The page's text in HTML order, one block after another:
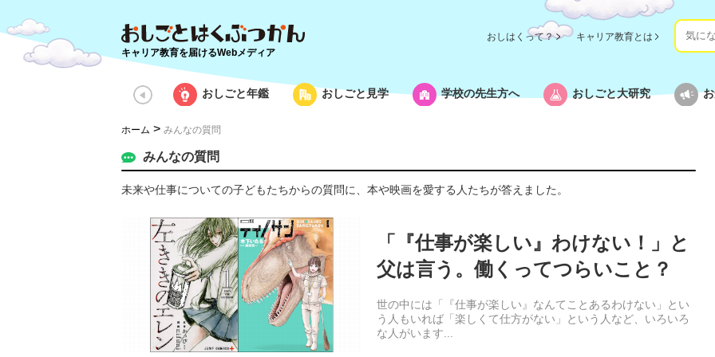
キャリア教育を届けるWebメディア
おしはくって？ キャリア教育とは
おしごと年鑑 おしごと見学 学校の先生方へ おしごと大研究
ホーム > みんなの質問
みんなの質問
未来や仕事についての子どもたちからの質問に、本や映画を愛する人たちが答えました。
「『仕事が楽しい』わけない！」と
父は言う。働くってつらいこと？
世の中には「『仕事が楽しい』なんてことあるわけない」とい
う人もいれば「楽しくて仕方がない」という人など、いろいろ
な人がいます...